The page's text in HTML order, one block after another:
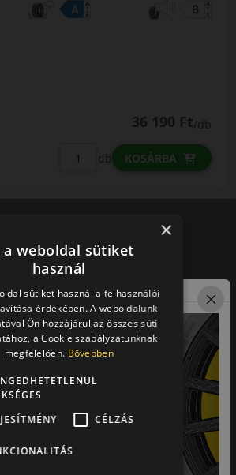
36 190 Ft/db
db KOSÁRBA
vélemények
97.76%
ajánlaná ismerősének ezt a boltot.
vélemény alapján
×
a weboldal sütiket
használ
sütiket használ a felhasználói
érdekében. A weboldalunk
Ön hozzájárul az összes süti
a Cookie szabályzatunknak
megfelelően. Bővebben
CÉLZÁS